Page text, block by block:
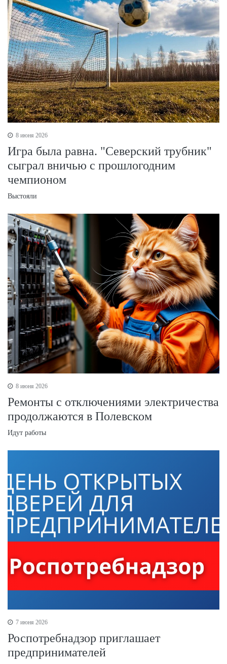
8 июня 2026
Игра была равна. "Северский трубник"
сыграл вничью с прошлогодним
чемпионом
Выстояли
8 июня 2026
Ремонты с отключениями электричества
продолжаются в Полевском
Идут работы
7 июня 2026
Роспотребнадзор приглашает
предпринимателей